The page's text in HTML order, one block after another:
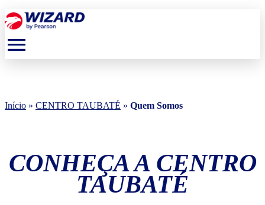
menu
Início » CENTRO TAUBATÉ » Quem Somos
CONHEÇA A CENTRO
TAUBATÉ